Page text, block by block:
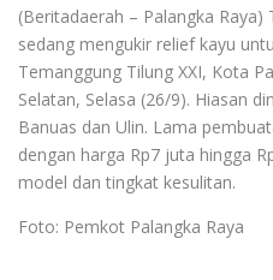
(Beritadaerah – Palangka
sedang mengukir relief kayu
Temanggung Tilung XXI, Kota
Selatan, Selasa (26/9). Hiasan
Banuas dan Ulin. Lama
dengan harga Rp7 juta hingga
model dan tingkat kesulitan.
Foto: Pemkot Palangka Raya